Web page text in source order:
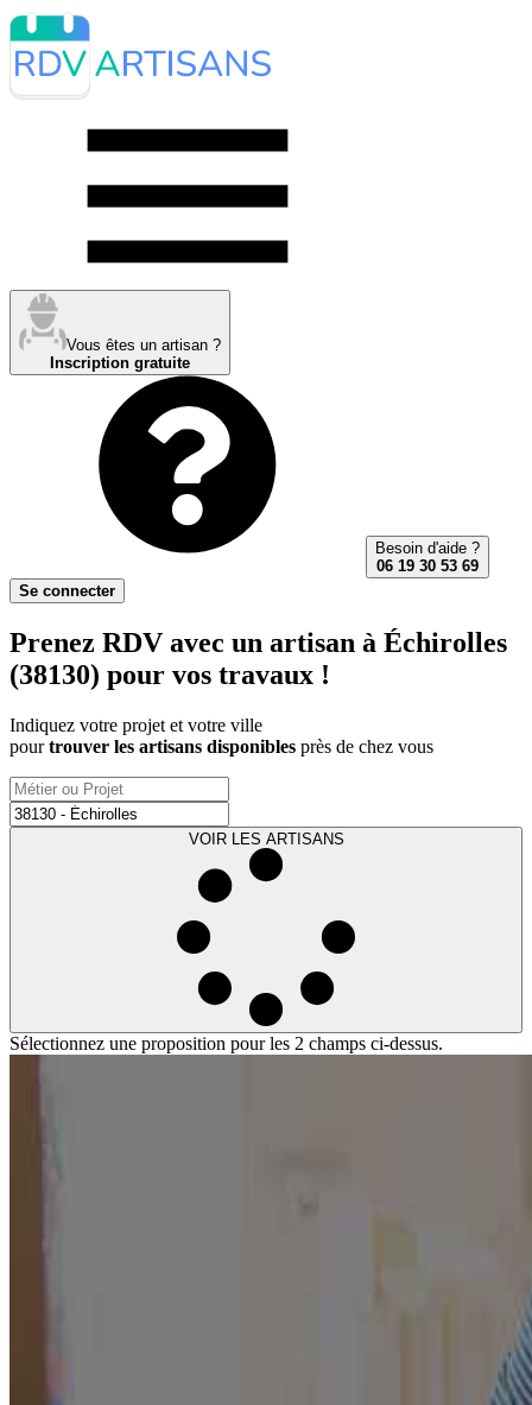
Vous êtes un artisan ?
Inscription gratuite
Besoin d'aide ?
06 19 30 53 69
Se connecter
Prenez RDV avec un artisan à Échirolles
(38130) pour vos travaux !
Indiquez votre projet et votre ville
pourtrouver les artisans disponibles près de chez vous
Sélectionnez une proposition pour les 2 champs ci-dessus.